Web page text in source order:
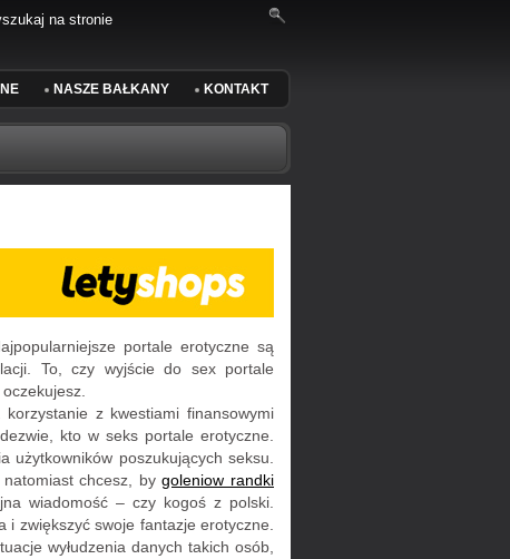
NASZE BAŁKANY KONTAKT
portale erotyczne są
To, czy wyjście do sex portale
z kwestiami finansowymi
kto w seks portale erotyczne.
poszukujących seksu.
natomiast chcesz, bygoleniow randki
wiadomość – czy kogoś z polski.
zwiększyć swoje fantazje erotyczne.
wyłudzenia danych takich osób,